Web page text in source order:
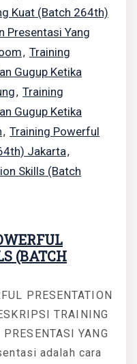
Kuat (Batch 264th)
Presentasi Yang
, Training
Gugup Ketika
, Training
Gugup Ketika
, Training Powerful
Jakarta,
Skills (Batch
(BATCH
PRESENTATION
TRAINING
YANG
adalah cara